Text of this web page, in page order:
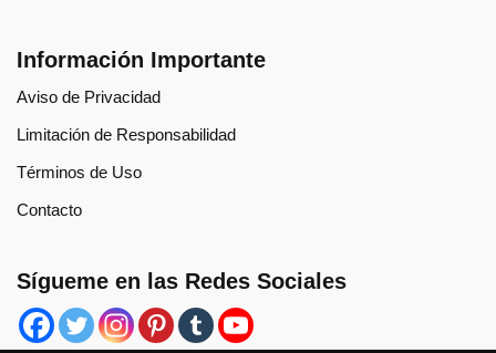
Información Importante
Aviso de Privacidad
Limitación de Responsabilidad
Términos de Uso
Contacto
Sígueme en las Redes Sociales